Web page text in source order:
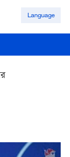
Language